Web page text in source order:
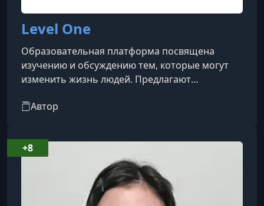
Level One
Образовательная платформа посвящена
изучению и обсуждению тем, которые могут
изменить жизнь людей. Предлагают
которые помогут вам расширить свои знания,
Автор
+8